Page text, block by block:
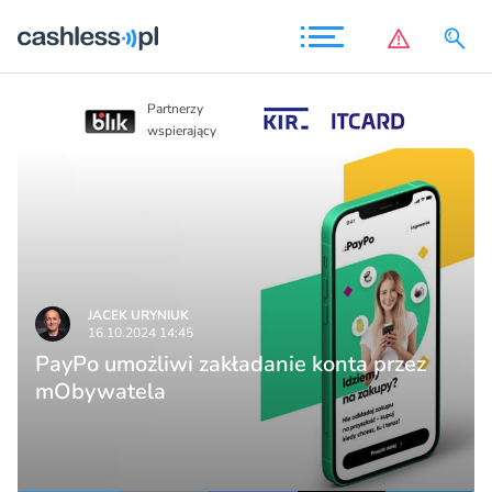
Partnerzy
wspierający
JACEK URYNIUK
16.10.2024 14:45
PayPo umożliwi zakładanie konta przez
mObywatela